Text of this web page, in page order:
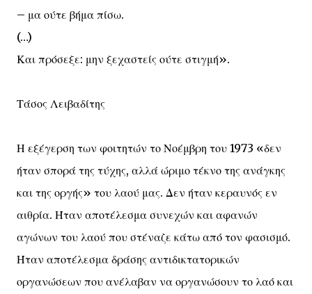
– μα ούτε βήμα πίσω.
(…)
Και πρόσεξε: μην ξεχαστείς ούτε στιγμή».
Τάσος Λειβαδίτης
Η εξέγερση των φοιτητών το Νοέμβρη του 1973 «δεν
ήταν σπορά της τύχης, αλλά ώριμο τέκνο της ανάγκης
και της οργής» του λαού μας. Δεν ήταν κεραυνός εν
αιθρία. Ήταν αποτέλεσμα συνεχών και αφανών
αγώνων του λαού που στέναζε κάτω από τον φασισμό.
Ήταν αποτέλεσμα δράσης αντιδικτατορικών
οργανώσεων που ανέλαβαν να οργανώσουν το λαό και